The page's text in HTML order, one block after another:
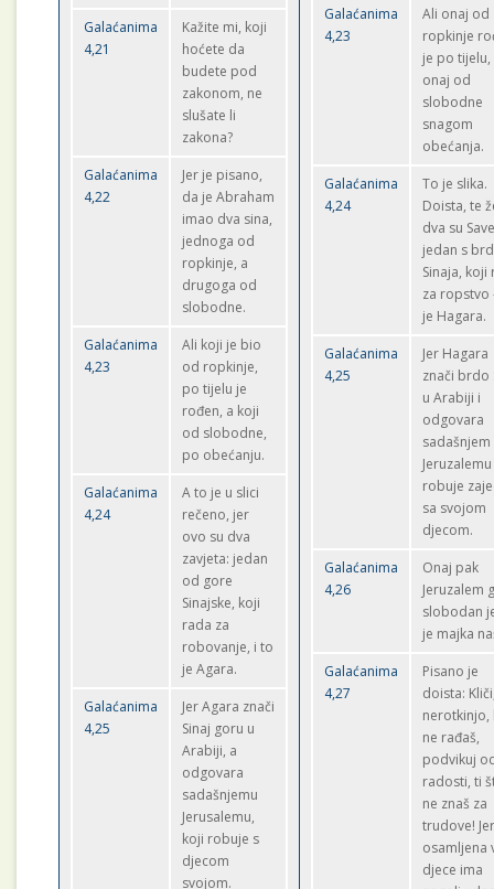
Galaćanima
4,21
Kažite mi, koji
hoćete da
budete pod
zakonom, ne
slušate li
zakona?
Galaćanima
4,22
Jer je pisano,
da je Abraham
imao dva sina,
jednoga od
ropkinje, a
drugoga od
slobodne.
Galaćanima
4,23
Ali koji je bio
od ropkinje,
po tijelu je
rođen, a koji
od slobodne,
po obećanju.
Galaćanima
4,24
A to je u slici
rečeno, jer
ovo su dva
zavjeta: jedan
od gore
Sinajske, koji
rada za
robovanje, i to
je Agara.
Galaćanima
4,25
Jer Agara znači
Sinaj goru u
Arabiji, a
odgovara
sadašnjemu
Jerusalemu,
koji robuje s
djecom
svojom.
Galaćanima
4,23
Ali onaj od
ropkinje
je po tijelu,
onaj od
slobodne
snagom
obećanja.
Galaćanima
4,24
To je slika.
Doista, te
dva su
jedan s
Sinaja, koji
za ropstvo
je Hagara.
Galaćanima
4,25
Jer Hagara
znači brdo
u Arabiji i
odgovara
sadašnjem
robuje
sa svojom
djecom.
Galaćanima
4,26
Onaj pak
Jeruzalem
slobodan
je majka
Galaćanima
4,27
Pisano je
doista:
nerotkinjo,
ne rađaš,
podvikuj
radosti, ti
ne znaš za
trudove!
osamljena
djece ima